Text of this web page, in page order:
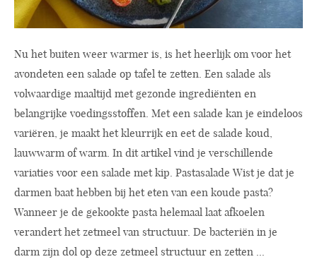
Nu het buiten weer warmer is, is het heerlijk om voor het
avondeten een salade op tafel te zetten. Een salade als
volwaardige maaltijd met gezonde ingrediënten en
belangrijke voedingsstoffen. Met een salade kan je eindeloos
variëren, je maakt het kleurrijk en eet de salade koud,
lauwwarm of warm. In dit artikel vind je verschillende
variaties voor een salade met kip. Pastasalade Wist je dat je
darmen baat hebben bij het eten van een koude pasta?
Wanneer je de gekookte pasta helemaal laat afkoelen
verandert het zetmeel van structuur. De bacteriën in je
darm zijn dol op deze zetmeel structuur en zetten ...